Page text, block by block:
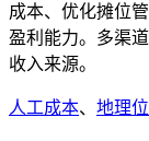
成本、优化摊位
盈利能力。多渠
收入来源。
人工成本、 地理